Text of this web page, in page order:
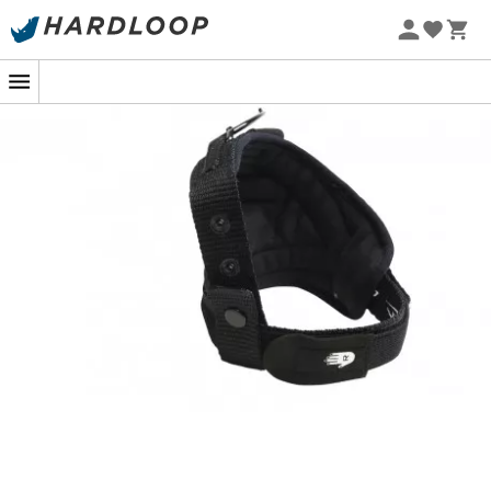
-5% Extra - Code Summer5